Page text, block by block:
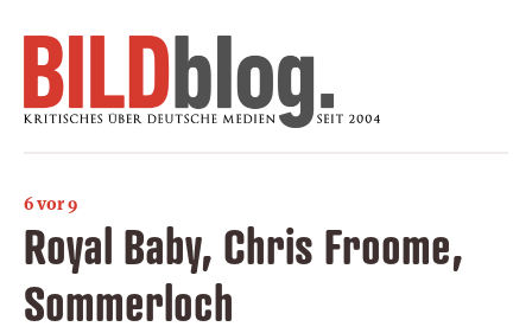
6 vor 9
Royal Baby, Chris Froome,
Sommerloch